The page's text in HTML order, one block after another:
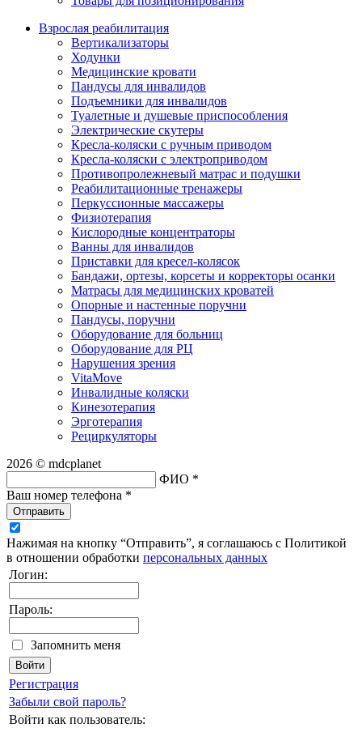
Взрослая реабилитация
Вертикализаторы
Ходунки
Медицинские кровати
Пандусы для инвалидов
Подъемники для инвалидов
Туалетные и душевые приспособления
Электрические скутеры
Кресла-коляски с ручным приводом
Кресла-коляски с электроприводом
Противопролежневый матрас и подушки
Реабилитационные тренажеры
Перкуссионные массажеры
Физиотерапия
Кислородные концентраторы
Ванны для инвалидов
Приставки для кресел-колясок
Бандажи, ортезы, корсеты и корректоры осанки
Матрасы для медицинских кроватей
Опорные и настенные поручни
Пандусы, поручни
Оборудование для больниц
Оборудование для РЦ
Нарушения зрения
VitaMove
Инвалидные коляски
Кинезотерапия
Эрготерапия
Рециркуляторы
2026 © mdcplanet
ФИО *
Ваш номер телефона *
Отправить
Нажимая на кнопку “Отправить”, я соглашаюсь с Политикой
в отношении обработки персональных данных
Логин:
Пароль:
Запомнить меня
Регистрация
Забыли свой пароль?
Войти как пользователь: